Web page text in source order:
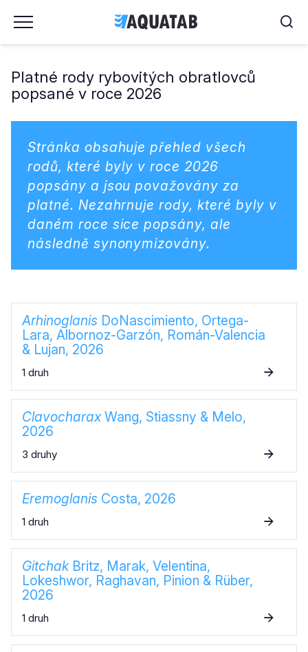
Platné rody rybovitých obratlovců
popsané v roce 2026
Stránka obsahuje přehled všech
rodů, které byly v roce 2026
popsány a jsou považovány za
platné. Nezahrnuje rody, které byly v
daném roce sice popsány, ale
následně synonymizovány.
Arhinoglanis DoNascimiento, Ortega-
Lara, Albornoz-Garzón, Román-Valencia
& Lujan, 2026
1 druh
Clavocharax Wang, Stiassny & Melo,
2026
3 druhy
Eremoglanis Costa, 2026
1 druh
GitchakBritz, Marak, Velentina,
Lokeshwor, Raghavan, Pinion & Rüber,
2026
1 druh